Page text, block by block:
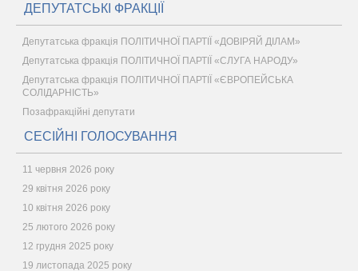
ДЕПУТАТСЬКІ ФРАКЦІЇ
Депутатська фракція ПОЛІТИЧНОЇ ПАРТІЇ «ДОВІРЯЙ ДІЛАМ»
Депутатська фракція ПОЛІТИЧНОЇ ПАРТІЇ «СЛУГА НАРОДУ»
Депутатська фракція ПОЛІТИЧНОЇ ПАРТІЇ «ЄВРОПЕЙСЬКА
СОЛІДАРНІСТЬ»
Позафракційні депутати
СЕСІЙНІ ГОЛОСУВАННЯ
11 червня 2026 року
29 квітня 2026 року
10 квітня 2026 року
25 лютого 2026 року
12 грудня 2025 року
19 листопада 2025 року